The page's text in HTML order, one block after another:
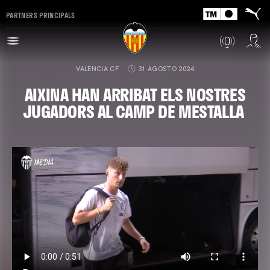
PARTNERS PRINCIPALS
VALENCIA CF 31 AGOSTO 2024
AIXINA HAN ARRIBAT ELS NOSTRES
JUGADORS AL CAMP DE MESTALLA